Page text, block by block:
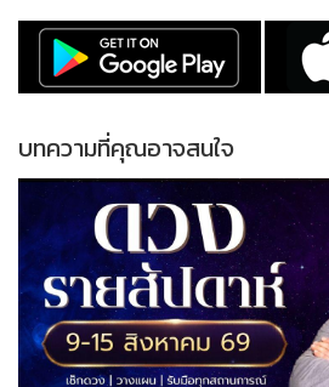
บทความที่คุณอาจสนใจ